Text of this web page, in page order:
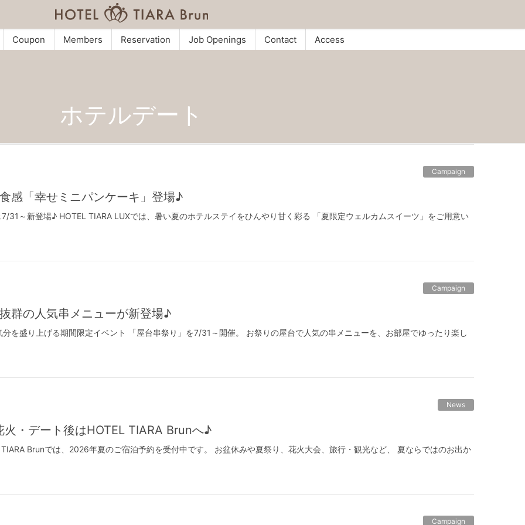
Coupon Members Reservation Job Openings Contact Access
ホテルデート
Campaign
感「幸せミニパンケーキ」登場♪
～新登場♪ HOTEL TIARA LUXでは、暑い夏のホテルステイをひんやり甘く彩る 「夏限定ウェルカムスイーツ」をご用意い
Campaign
群の人気串メニューが新登場♪
を盛り上げる期間限定イベント 「屋台串祭り」を7/31～開催。 お祭りの屋台で人気の串メニューを、お部屋でゆったり楽し
News
・デート後はHOTEL TIARA Brunへ♪
Brunでは、2026年夏のご宿泊予約を受付中です。 お盆休みや夏祭り、花火大会、旅行・観光など、 夏ならではのお出か
Campaign